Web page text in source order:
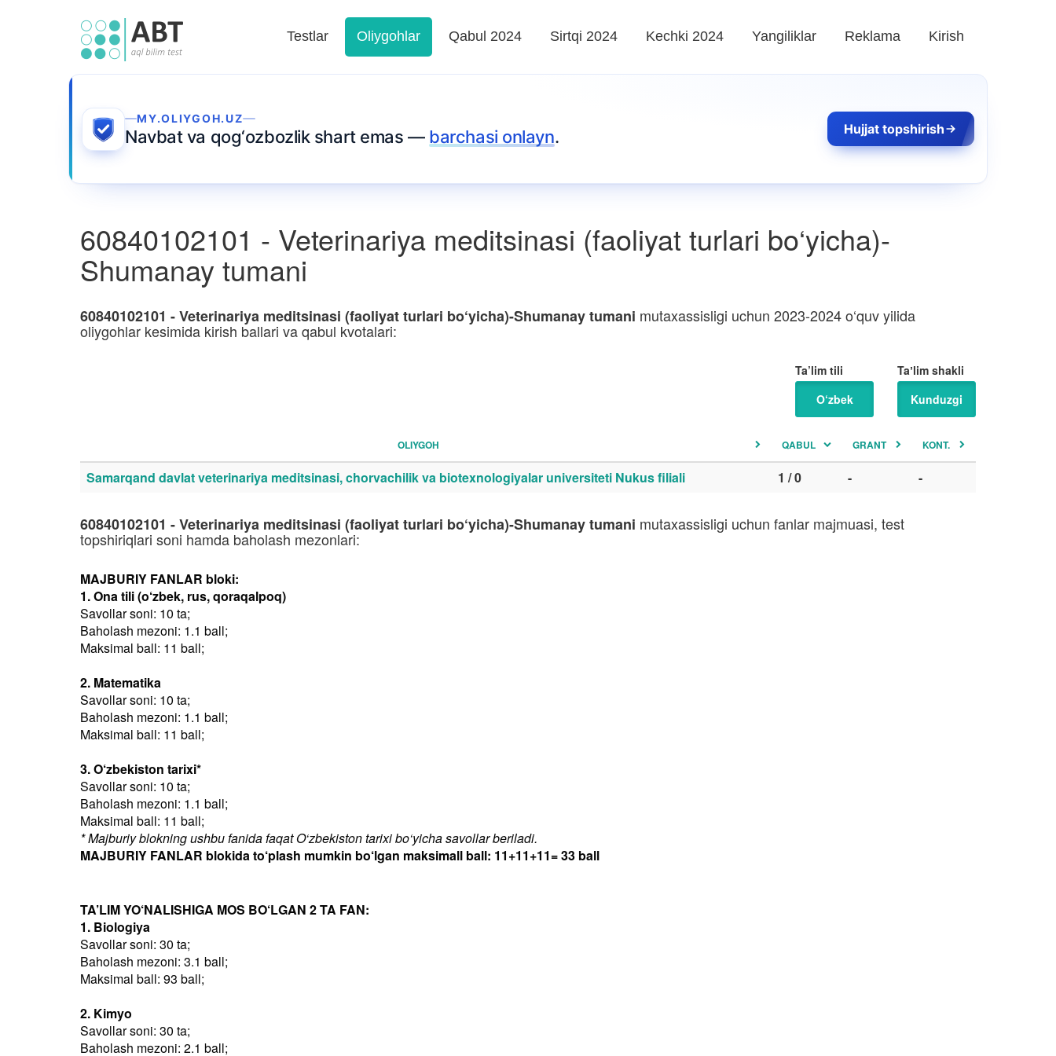
Testlar Oliygohlar Qabul 2024 Sirtqi 2024 Kechki 2024 Yangiliklar Reklama Kirish
MY.OLIYGOH.UZ
Navbat va qog‘ozbozlik shart emas — barchasi onlayn. Hujjat topshirish
60840102101 - Veterinariya meditsinasi (faoliyat turlari bo‘yicha)-
Shumanay tumani
60840102101 - Veterinariya meditsinasi (faoliyat turlari bo‘yicha)-Shumanay tumani mutaxassisligi uchun 2023-2024 o‘quv yilida
oliygohlar kesimida kirish ballari va qabul kvotalari:
Taʼlim shakli
Kunduzgi
Ta’lim tili
O‘zbek
OLIYGOH QABUL GRANT KONT.
Samarqand davlat veterinariya meditsinasi, chorvachilik va biotexnologiyalar universiteti Nukus filiali 1 / 0 - -
60840102101 - Veterinariya meditsinasi (faoliyat turlari bo‘yicha)-Shumanay tumani mutaxassisligi uchun fanlar majmuasi, test
topshiriqlari soni hamda baholash mezonlari:
MAJBURIY FANLAR bloki:
1. Ona tili (o‘zbek, rus, qoraqalpoq)
Savollar soni: 10 ta;
Baholash mezoni: 1.1 ball;
Maksimal ball: 11 ball;
2. Matematika
Savollar soni: 10 ta;
Baholash mezoni: 1.1 ball;
Maksimal ball: 11 ball;
3. O‘zbekiston tarixi*
Savollar soni: 10 ta;
Baholash mezoni: 1.1 ball;
Maksimal ball: 11 ball;
* Majburiy blokning ushbu fanida faqat O‘zbekiston tarixi bo‘yicha savollar beriladi.
MAJBURIY FANLAR blokida to‘plash mumkin bo‘lgan maksimall ball: 11+11+11= 33 ball
TA’LIM YO‘NALISHIGA MOS BO‘LGAN 2 TA FAN:
1. Biologiya
Savollar soni: 30 ta;
Baholash mezoni: 3.1 ball;
Maksimal ball: 93 ball;
2. Kimyo
Savollar soni: 30 ta;
Baholash mezoni: 2.1 ball;